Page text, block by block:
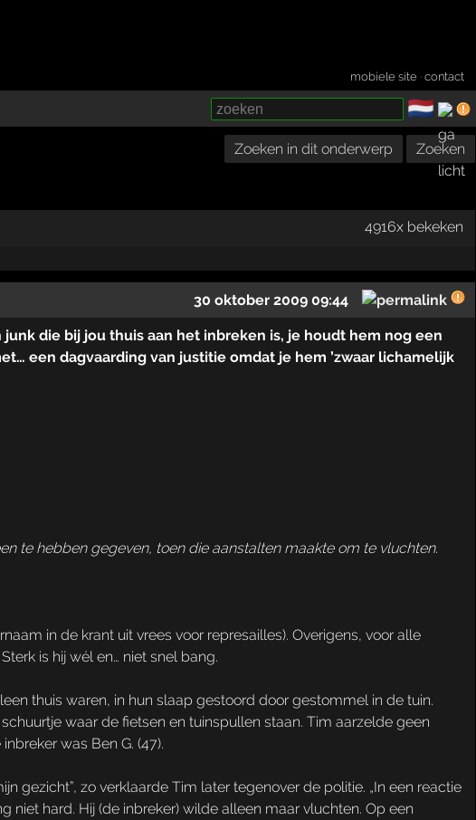
mobiele site ·contact
🇳🇱
Zoeken in dit onderwerp Zoeken
4916x bekeken
30 oktober 2009 09:44
die bij jou thuis aan het inbreken is, je houdt hem nog een
een dagvaarding van justitie omdat je hem ’zwaar lichamelijk
te hebben gegeven, toen die aanstalten maakte om te vluchten.
in de krant uit vrees voor represailles). Overigens, voor alle
is hij wél en… niet snel bang.
thuis waren, in hun slaap gestoord door gestommel in de tuin.
waar de fietsen en tuinspullen staan. Tim aarzelde geen
was Ben G. (47).
gezicht”, zo verklaarde Tim later tegenover de politie. „In een reactie
hard. Hij (de inbreker) wilde alleen maar vluchten. Op een